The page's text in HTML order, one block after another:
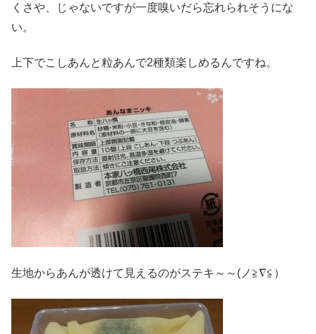
くさや、じゃないですが一度嗅いだら忘れられそうにな
い。
上下でこしあんと粒あんで2種類楽しめるんですね。
生地からあんが透けて見えるのがステキ～～(ノ≧∇≦）